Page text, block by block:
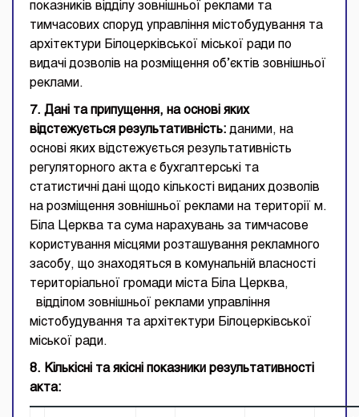
показників відділу зовнішньої реклами та
тимчасових споруд управління містобудування та
архітектури Білоцерківської міської ради по
видачі дозволів на розміщення об’єктів зовнішньої
реклами.
7. Дані та припущення, на основі яких
відстежується результативність:даними, на
основі яких відстежується результативність
регуляторного акта є бухгалтерські та
статистичні дані щодо кількості виданих дозволів
на розміщення зовнішньої реклами на території м.
Біла Церква та сума нарахувань за тимчасове
користування місцями розташування рекламного
засобу, що знаходяться в комунальній власності
територіальної громади міста Біла Церква,
відділом зовнішньої реклами управління
містобудування та архітектури Білоцерківської
міської ради.
8. Кількісні та якісні показники результативності
акта: